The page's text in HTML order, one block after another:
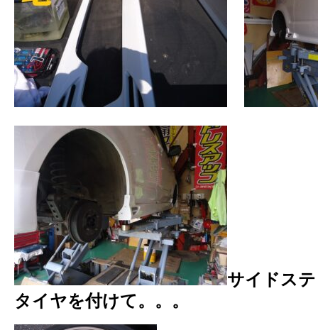
サイドス
タイヤを付けて。。。